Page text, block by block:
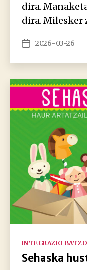
dira.
dira. Milesker
Argitalpenaren
2026-03-26
Kategoriak
INTEGRAZIO
Sehaska